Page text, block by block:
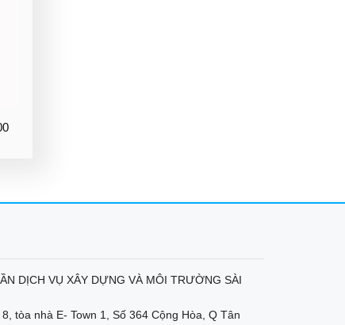
DỊCH VỤ XÂY DỰNG VÀ MÔI TRƯỜNG SÀI
tòa nhà E- Town 1, Số 364 Cộng Hòa, Q Tân